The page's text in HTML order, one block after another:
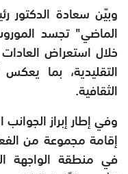
وبيّن سعادة الدكتور
الماضي" تجسد
خلال استعراض العادات
التقليدية، بما
الثقافية.
وفي إطار إبراز
إقامة مجموعة من
في منطقة الواجهة